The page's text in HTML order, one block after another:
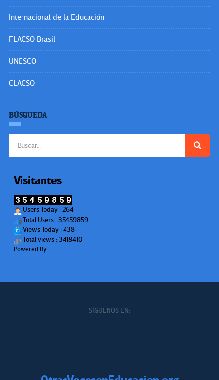
Internacional de la Educación
FLACSO Brasil
UNESCO
CLACSO
BÚSQUEDA
Visitantes
Users Today : 264
Total Users : 35459859
Views Today : 438
Total views : 3418410
Powered By
SÍGUENOS EN: